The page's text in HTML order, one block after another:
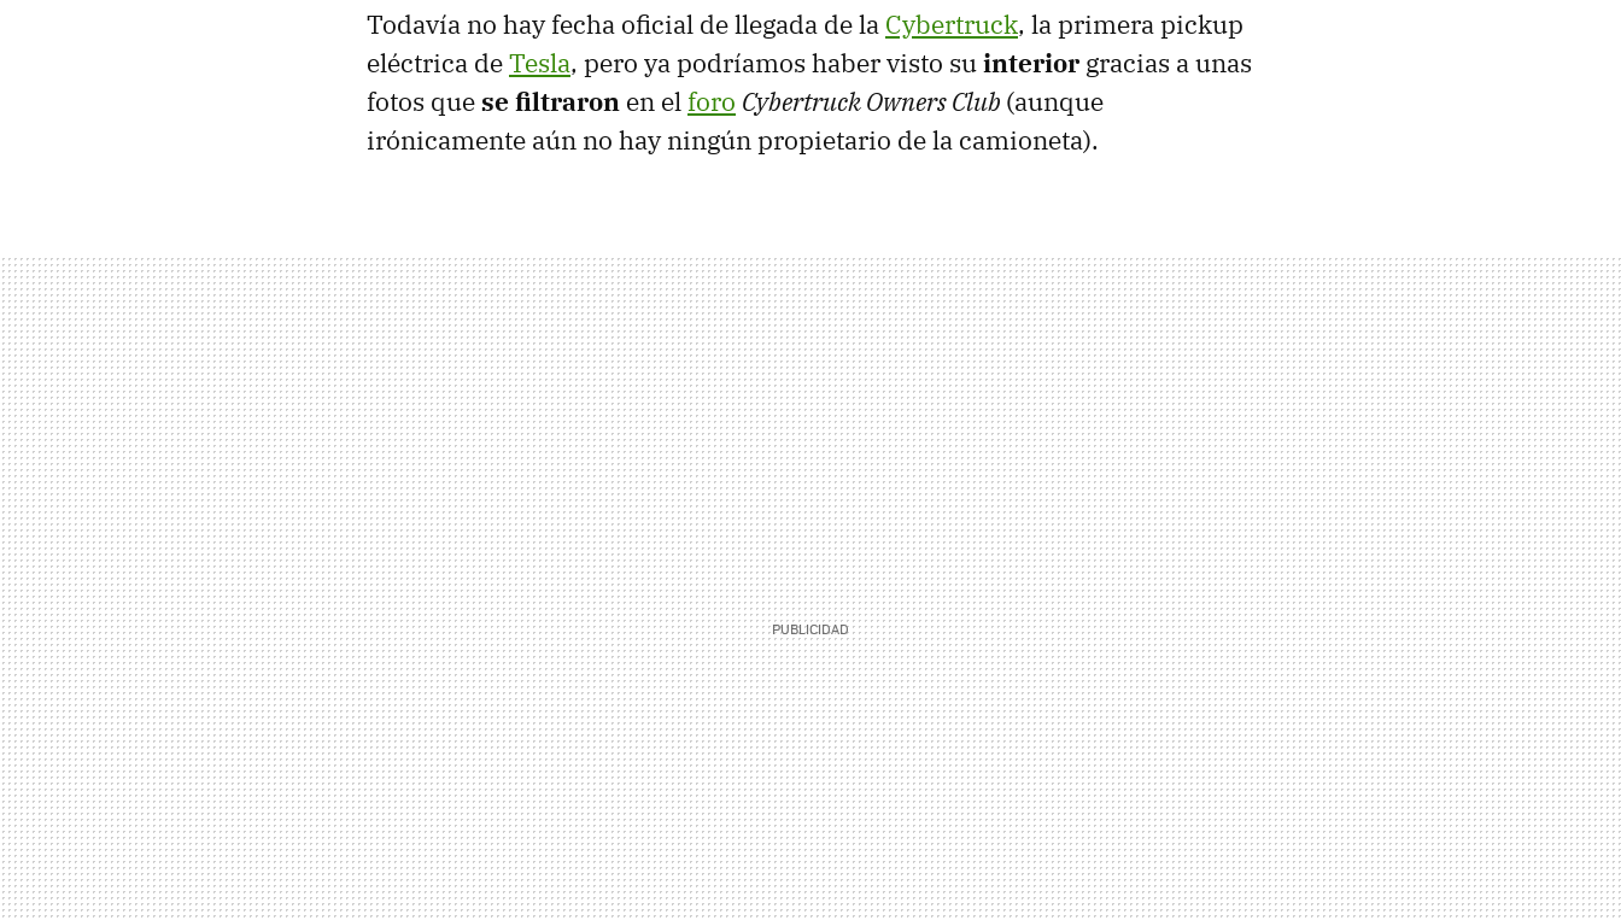
Todavía no hay fecha oficial de llegada de la Cybertruck, la primera pickup
eléctrica deTesla, pero ya podríamos haber visto suinterior gracias a unas
fotos quese filtraron en el foro Cybertruck Owners Club (aunque
irónicamente aún no hay ningún propietario de la camioneta).